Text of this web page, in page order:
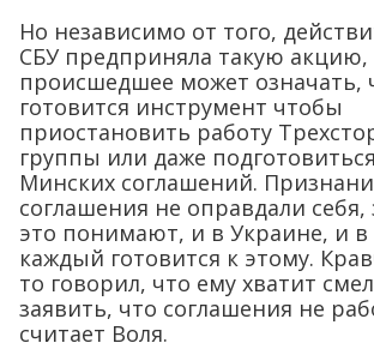
Но независимо от того,
СБУ предприняла такую акцию,
происшедшее может означать,
готовится инструмент чтобы
приостановить работу
группы или даже
Минских соглашений.
соглашения не оправдали себя,
это понимают, и в Украине, и в
каждый готовится к этому.
то говорил, что ему хватит
заявить, что соглашения не
считает Воля.